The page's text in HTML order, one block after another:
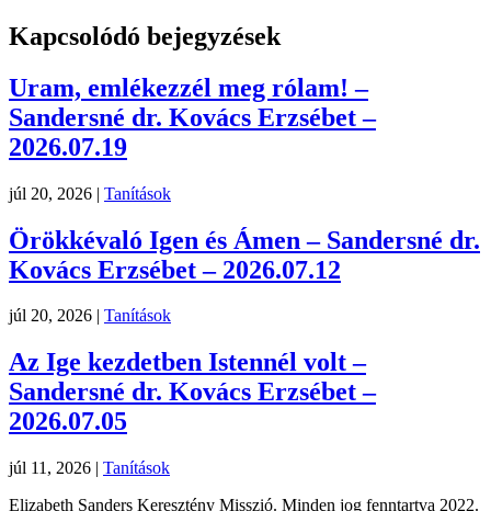
Kapcsolódó bejegyzések
Uram, emlékezzél meg rólam! –
Sandersné dr. Kovács Erzsébet –
2026.07.19
júl 20, 2026 | Tanítások
Örökkévaló Igen és Ámen – Sandersné dr.
Kovács Erzsébet – 2026.07.12
júl 20, 2026 | Tanítások
Az Ige kezdetben Istennél volt –
Sandersné dr. Kovács Erzsébet –
2026.07.05
júl 11, 2026 | Tanítások
Elizabeth Sanders Keresztény Misszió. Minden jog fenntartva 2022.